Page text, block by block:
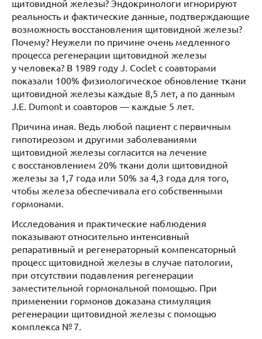
щитовидной железы? Эндокринологи игнорируют
реальность и фактические данные, подтверждающие
возможность восстановления щитовидной железы?
Почему? Неужели по причине очень медленного
процесса регенерации щитовидной железы
у человека? В 1989 году J. Coclet с соавторами
показали 100% физиологическое обновление ткани
щитовидной железы каждые 8,5 лет, а по данным
J.E. Dumont и соавторов — каждые 5 лет.
Причина иная. Ведь любой пациент с первичным
гипотиреозом и другими заболеваниями
щитовидной железы согласится на лечение
с восстановлением 20% ткани доли щитовидной
железы за 1,7 года или 50% за 4,3 года для того,
чтобы железа обеспечивала его собственными
гормонами.
Исследования и практические наблюдения
показывают относительно интенсивный
репаративный и регенераторный компенсаторный
процесс щитовидной железы в случае патологии,
при отсутствии подавления регенерации
заместительной гормональной помощью. При
применении гормонов доказана стимуляция
регенерации щитовидной железы с помощью
комплекса № 7.